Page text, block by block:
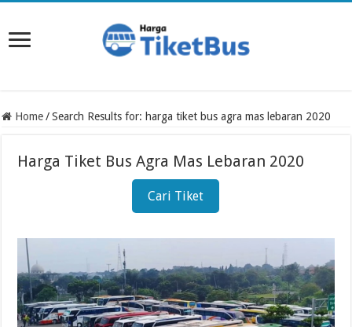
Home / Search Results for: harga tiket bus agra mas lebaran 2020
Harga Tiket Bus Agra Mas Lebaran 2020
Cari Tiket